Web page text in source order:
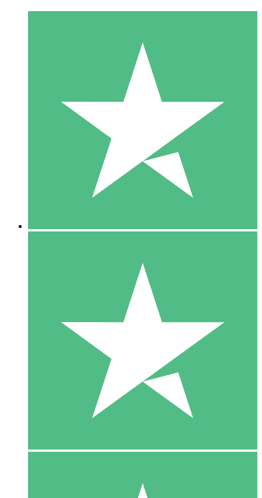
Individuele Creditpakketten
Betaal per gebruik met downloadtegoeden. Geen maandelijkse
1000
10 Downloaden
20 00